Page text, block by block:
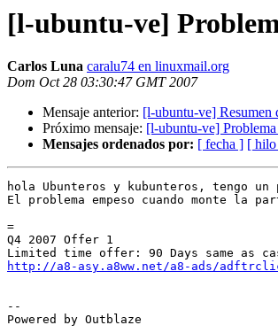
[l-ubuntu-ve]
Carlos Luna caralu74 en linuxmail.org
Dom Oct 28 03:30:47 GMT 2007
Mensaje anterior: [l-ubuntu-ve] Resumen
Próximo mensaje: [l-ubuntu-ve]
Mensajes ordenados por: [ fecha ] [
hola Ubunteros y kubunteros, tengo un
El problema empeso cuando monte la
=
Q4 2007 Offer 1
http://a8-asy.a8ww.net/a8-ads/
--
Powered by Outblaze